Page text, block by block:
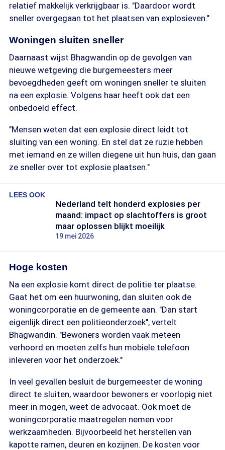
relatief makkelijk verkrijgbaar is. "Daardoor wordt
sneller overgegaan tot het plaatsen van explosieven."
Woningen sluiten sneller
Daarnaast wijst Bhagwandin op de gevolgen van
nieuwe wetgeving die burgemeesters meer
bevoegdheden geeft om woningen sneller te sluiten
na een explosie. Volgens haar heeft ook dat een
onbedoeld effect.
"Mensen weten dat een explosie direct leidt tot
sluiting van een woning. En stel dat ze ruzie hebben
met iemand en ze willen diegene uit hun huis, dan gaan
ze sneller over tot explosie plaatsen."
LEES OOK
Nederland telt honderd explosies per
maand: impact op slachtoffers is groot
maar oplossen blijkt moeilijk
19 mei 2026
Hoge kosten
Na een explosie komt direct de politie ter plaatse.
Gaat het om een huurwoning, dan sluiten ook de
woningcorporatie en de gemeente aan. "Dan start
eigenlijk direct een politieonderzoek", vertelt
Bhagwandin. "Bewoners worden vaak meteen
verhoord en moeten zelfs hun mobiele telefoon
inleveren voor het onderzoek."
In veel gevallen besluit de burgemeester de woning
direct te sluiten, waardoor bewoners er voorlopig niet
meer in mogen, weet de advocaat. Ook moet de
woningcorporatie maatregelen nemen voor
werkzaamheden. Bijvoorbeeld het herstellen van
kapotte ramen, deuren en kozijnen. De kosten voor